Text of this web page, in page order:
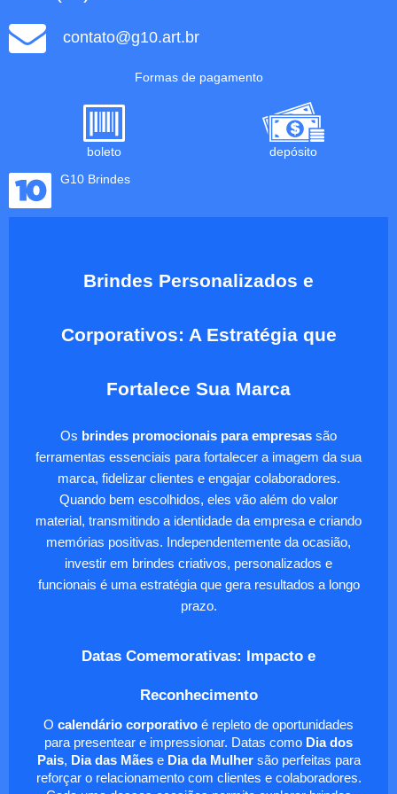
contato@g10.art.br
Formas de pagamento
boleto
depósito
G10 Brindes
Brindes Personalizados e
Corporativos: A Estratégia que
Fortalece Sua Marca
Os brindes promocionais para empresas são
ferramentas essenciais para fortalecer a imagem da sua
marca, fidelizar clientes e engajar colaboradores.
Quando bem escolhidos, eles vão além do valor
material, transmitindo a identidade da empresa e criando
memórias positivas. Independentemente da ocasião,
investir em brindes criativos, personalizados e
funcionais é uma estratégia que gera resultados a longo
prazo.
Datas Comemorativas: Impacto e
Reconhecimento
O calendário corporativo é repleto de oportunidades
para presentear e impressionar. Datas como Dia dos
Pais, Dia das Mãese Dia da Mulhersão perfeitas para
reforçar o relacionamento com clientes e colaboradores.